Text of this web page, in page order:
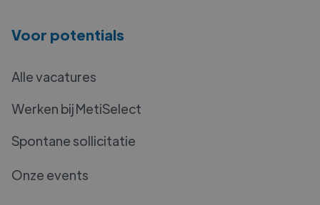
Voor potentials
Alle vacatures
Werken bij MetiSelect
Spontane sollicitatie
Onze events